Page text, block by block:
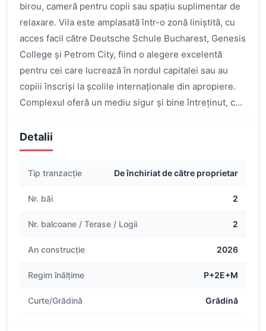
birou, cameră pentru copii sau spațiu suplimentar de
relaxare. Vila este amplasată într-o zonă liniștită, cu
acces facil către Deutsche Schule Bucharest, Genesis
College și Petrom City, fiind o alegere excelentă
pentru cei care lucrează în nordul capitalei sau au
copiii înscriși la școlile internaționale din apropiere.
Complexul oferă un mediu sigur și bine întreținut, c...
Detalii
Tip tranzacție De închiriat de către proprietar
Nr. băi 2
Nr. balcoane / Terase / Logii 2
An construcție 2026
Regim înălțime P+2E+M
Curte/Grădină Grădină